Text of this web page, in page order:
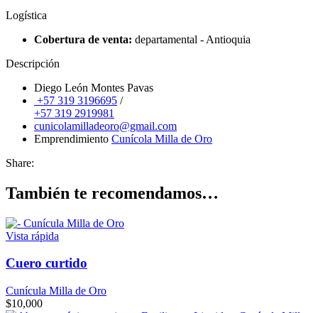
Logística
Cobertura de venta: departamental - Antioquia
Descripción
Diego León Montes Pavas
+57 319 3196695 /
+57 319 2919981
cunicolamilladeoro@gmail.com
Emprendimiento Cunícola Milla de Oro
Share:
También te recomendamos…
Vista rápida
Cuero curtido
Cunícula Milla de Oro
$10,000